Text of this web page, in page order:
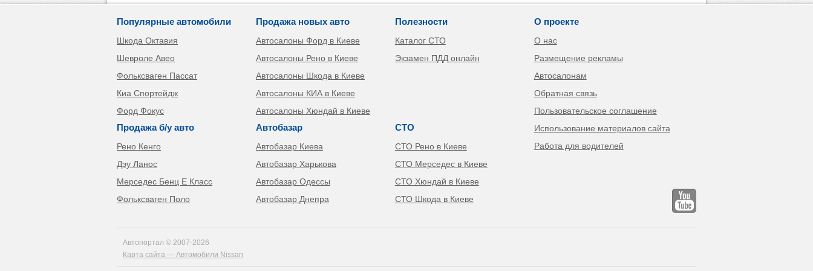
Популярные автомобили
Шкода Октавия
Шевроле Авео
Фольксваген Пассат
Киа Спортейдж
Форд Фокус
Продажа б/у авто
Рено Кенго
Дэу Ланос
Мерседес Бенц Е Класс
Фольксваген Поло
Продажа новых авто
Автосалоны Форд в Киеве
Автосалоны Рено в Киеве
Автосалоны Шкода в Киеве
Автосалоны КИА в Киеве
Автосалоны Хюндай в Киеве
Автобазар
Автобазар Киева
Автобазар Харькова
Автобазар Одессы
Автобазар Днепра
Полезности
Каталог СТО
Экзамен ПДД онлайн
СТО
СТО Рено в Киеве
СТО Мерседес в Киеве
СТО Хюндай в Киеве
СТО Шкода в Киеве
О проекте
О нас
Размещение рекламы
Автосалонам
Обратная связь
Пользовательское соглашение
Использование материалов сайта
Работа для водителей
Автопортал © 2007-2026
Карта сайта — Автомобили Nissan